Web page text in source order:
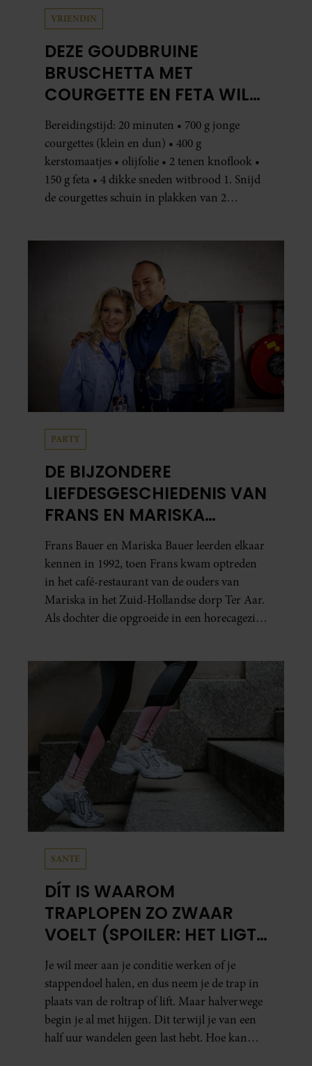
VRIENDIN
DEZE GOUDBRUINE
BRUSCHETTA MET
COURGETTE EN FETA WIL
JE METEEN MAKEN
Bereidingstijd: 20 minuten • 700 g jonge
courgettes (klein en dun) • 400 g
kerstomaatjes • olijfolie • 2 tenen knoflook •
150 g feta • 4 dikke sneden witbrood 1. Snijd
de courgettes schuin in plakken van 2
PARTY
DE BIJZONDERE
LIEFDESGESCHIEDENIS VAN
FRANS EN MARISKA
BAUER: OOK IN BED
ELKAARS EERSTE
Frans Bauer en Mariska Bauer leerden elkaar
kennen in 1992, toen Frans kwam optreden
in het café-restaurant van de ouders van
Mariska in het Zuid-Hollandse dorp Ter Aar.
Als dochter die opgroeide in een horecagezin
SANTE
DÍT IS WAAROM
TRAPLOPEN ZO ZWAAR
VOELT (SPOILER: HET LIGT
NIET AAN JE CONDITIE)
Je wil meer aan je conditie werken of je
stappendoel halen, en dus neem je de trap in
plaats van de roltrap of lift. Maar halverwege
begin je al met hijgen. Dit terwijl je van een
half uur wandelen geen last hebt. Hoe kan